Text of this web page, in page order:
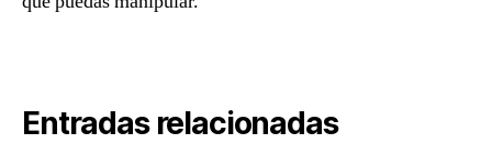
Entradas relacionadas